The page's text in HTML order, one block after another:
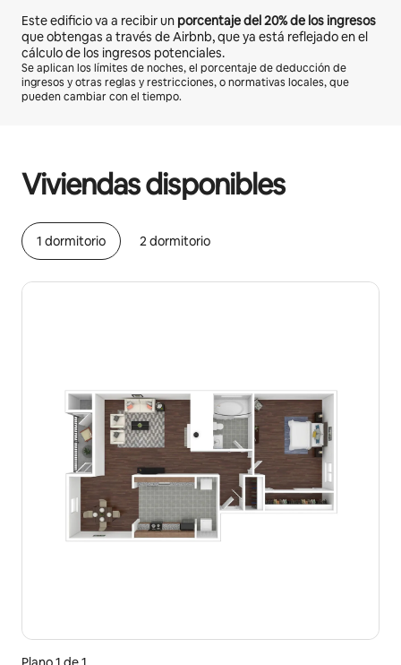
Este edificio va a recibir un porcentaje del20%de los ingresos
que obtengas a través de Airbnb, que ya está reflejado en el
cálculo de los ingresos potenciales.
Se aplican los límites de noches, el porcentaje de deducción de
ingresos y otras reglas y restricciones, o normativas locales, que
pueden cambiar con el tiempo.
Viviendas disponibles
1 dormitorio 2 dormitorio